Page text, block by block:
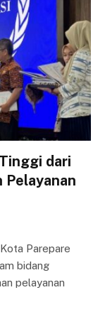
dari
Pelayanan
Parepare
bidang
pelayanan